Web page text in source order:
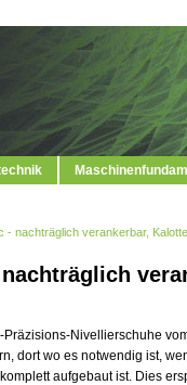
- nachträglich verankerbar, Kalotte
Nivellierschuhe
dort wo es notwendig ist,
aufgebaut ist. Dies